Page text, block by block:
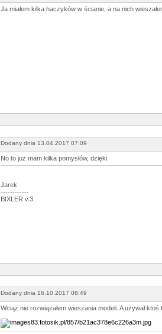
Ja miałem kilka haczyków w ścianie, a na nich
Dodany dnia 13.04.2017 07:09
No to już mam kilka pomysłów, dzięki.
Jarek
------------
BIXLER v.3
Dodany dnia 16.10.2017 08:49
Wciąż nie rozwiązałem wieszania modeli. A używał